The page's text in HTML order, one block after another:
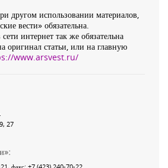
другом использовании материалов,
вести» обязательна.
интернет так же обязательна
оригинал статьи, или на главную
www.arsvest.ru/
27
»: